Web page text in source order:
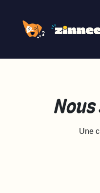
Une